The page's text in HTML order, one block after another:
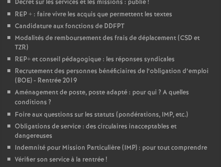
Décret sur les services et les missions : publié!
REP + : faire vivre les acquis que permettent les textes
Candidature aux fonctions de DDFPT
Modalités de remboursement des frais de déplacement (CSD et
TZR)
REP+ et conseil pédagogique : les réponses syndicales
Recrutement des personnes bénéficiaires de l’obligation d’emploi
(BOE) - Rentrée 2019
Aménagement de poste, poste adapté : pour qui ? A quelles
conditions ?
Foire aux questions sur les statuts (pondérations, IMP, etc.)
Obligations de service : des circulaires inacceptables et
dangereuses
Indemnité pour Mission Particulière (IMP) : pour tout comprendre
Vérifier son service à la rentrée!